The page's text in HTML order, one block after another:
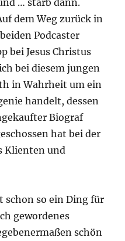
dem Weg zurück in
Podcaster
bei Jesus Christus
bei diesem jungen
in Wahrheit um ein
handelt, dessen
Biograf
hat bei der
Klienten und
schon so ein Ding für
gewordenes
schön